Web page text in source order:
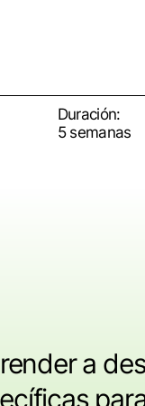
Duración:
5 semanas
a